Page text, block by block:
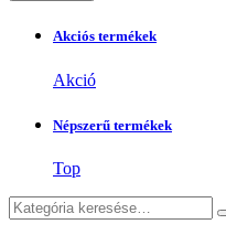
Akciós termékek
Akció
Népszerű termékek
Top